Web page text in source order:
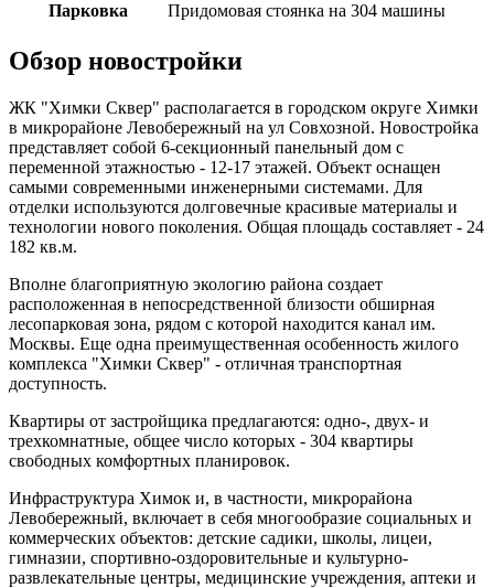
Парковка
Придомовая стоянка на 304 машины
Обзор новостройки
ЖК "Химки Сквер" располагается в городском округе Химки
в микрорайоне Левобережный на ул Совхозной. Новостройка
представляет собой 6-секционный панельный дом с
переменной этажностью - 12-17 этажей. Объект оснащен
самыми современными инженерными системами. Для
отделки используются долговечные красивые материалы и
технологии нового поколения. Общая площадь составляет - 24
182 кв.м.
Вполне благоприятную экологию района создает
расположенная в непосредственной близости обширная
лесопарковая зона, рядом с которой находится канал им.
Москвы. Еще одна преимущественная особенность жилого
комплекса "Химки Сквер" - отличная транспортная
доступность.
Квартиры от застройщика предлагаются: одно-, двух- и
трехкомнатные, общее число которых - 304 квартиры
свободных комфортных планировок.
Инфраструктура Химок и, в частности, микрорайона
Левобережный, включает в себя многообразие социальных и
коммерческих объектов: детские садики, школы, лицеи,
гимназии, спортивно-оздоровительные и культурно-
развлекательные центры, медицинские учреждения, аптеки и